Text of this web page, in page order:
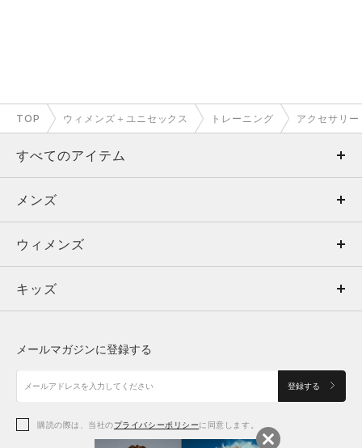
TOP ウィメンズ＋ユニセックス トレーニング アクセサリー
すべてのアイテム
メンズ
ウィメンズ
キッズ
アクセサリー
メンズ
トップス
ボトムス
アクセサリー
ウィメンズ
トップス
シューズ
アクセサリー
キッズ
シューズ
メールマガジンに登録する
登録する
購読の際は、当社のプライバシーポリシーに同意します。